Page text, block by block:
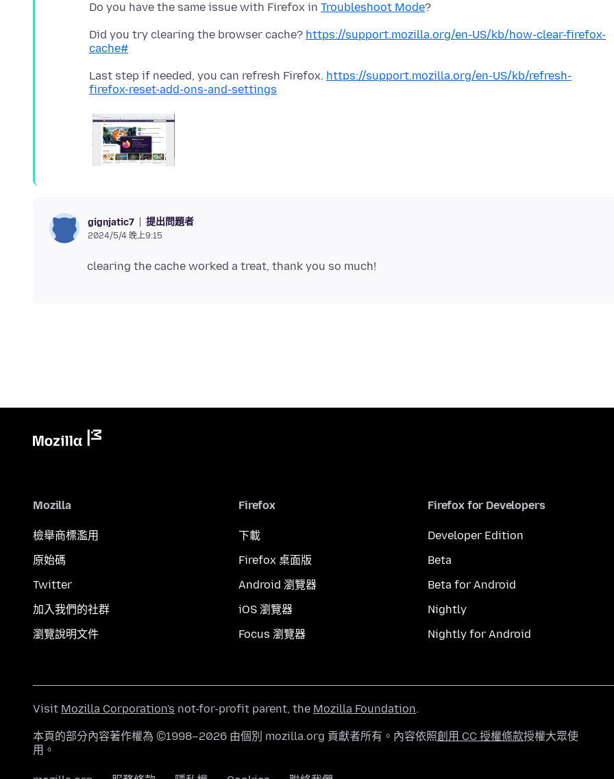
Do you have the same issue with Firefox in Troubleshoot Mode
Did you try clearing the browser cache? https://support.mozilla.org/en-US/kb/how-clear-firefox-
cache#
Last step if needed, you can refresh Firefox. https://support.mozilla.org/en-US/kb/refresh-
firefox-reset-add-ons-and-settings
gignjatic7 提出問題者
2024/5/4 晚上9:15
Mozilla
檢舉商標濫用
原始碼
Twitter
加入我們的社群
瀏覽說明文件
Firefox
下載
Firefox 桌面版
Android 瀏覽器
iOS 瀏覽器
Focus 瀏覽器
Firefox for Developers
Developer Edition
Beta
Beta for Android
Nightly
Nightly for Android
Visit Mozilla Corporation's not-for-profit parent, the Mozilla Foundation.
本頁的部分內容著作權為 ©1998–2026 由個別 mozilla.org 貢獻者所有。內容依照創用 CC 授權條款授權大眾使
用。